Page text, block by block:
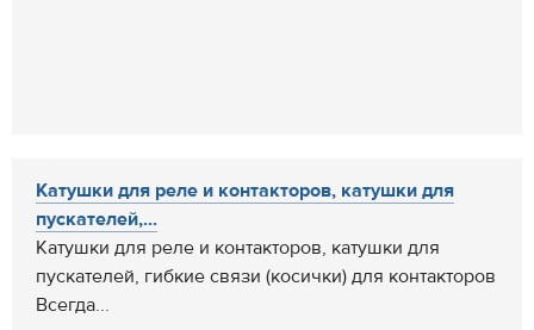
Катушки для реле и контакторов, катушки для
пускателей,...
Катушки для реле и контакторов, катушки для
пускателей, гибкие связи (косички) для контакторов
Всегда...